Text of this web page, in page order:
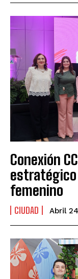
Conexión
estratégico
femenino
CIUDAD Abril